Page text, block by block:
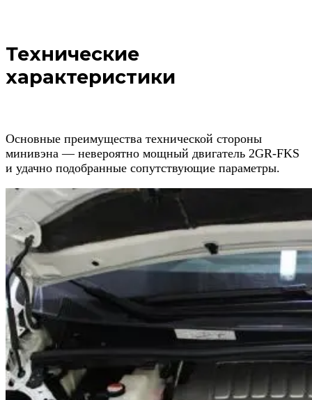
Технические
характеристики
Основные преимущества технической стороны
минивэна — невероятно мощный двигатель 2GR-FKS
и удачно подобранные сопутствующие параметры.